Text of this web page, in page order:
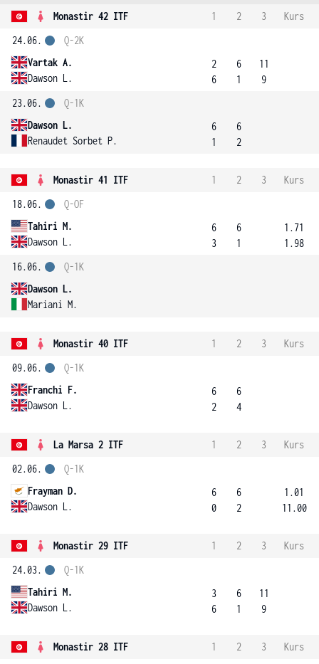
Monastir 42 ITF 1 2 3
Kurs
24.06.
Vartak A.
Dawson L.
Q-2K
2
6
6
1
11
9
23.06.
Dawson L.
Renaudet Sorbet P.
Q-1K
6
1
6
2
Monastir 41 ITF 1 2 3
Kurs
18.06.
Tahiri M.
Dawson L.
Q-OF
6
3
6
1
1.71
1.98
16.06.
Dawson L.
Mariani M.
Q-1K
Monastir 40 ITF 1 2 3
Kurs
09.06.
Franchi F.
Dawson L.
Q-1K
6
2
6
4
La Marsa 2 ITF 1 2 3
Kurs
02.06.
Frayman D.
Dawson L.
Q-1K
6
0
6
2
1.01
11.00
Monastir 29 ITF 1 2 3
Kurs
24.03.
Tahiri M.
Dawson L.
Q-1K
3
6
6
1
11
9
Monastir 28 ITF 1 2 3
Kurs